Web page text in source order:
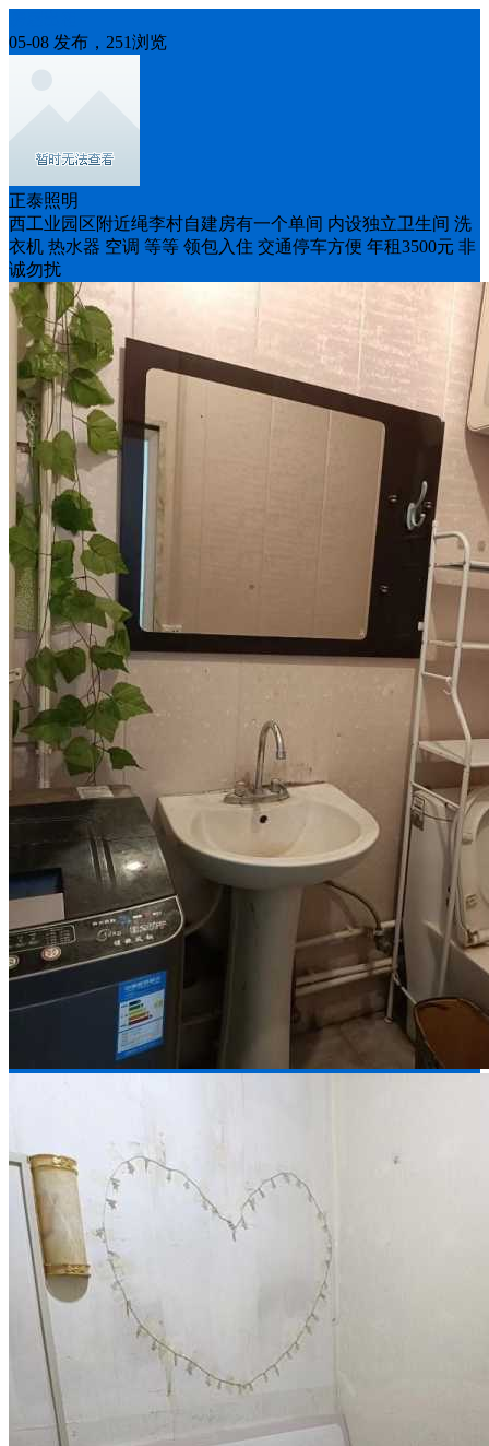
05-08 发布，251浏览
正泰照明
西工业园区附近绳李村自建房有一个单间 内设独立卫生间 洗
衣机 热水器 空调 等等 领包入住 交通停车方便 年租3500元 非
诚勿扰